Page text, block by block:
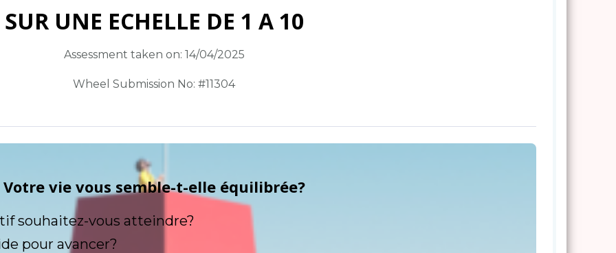
SUR UNE ECHELLE DE 1 A 10
Assessment taken on: 14/04/2025
Wheel Submission No: #11304
Votre vie vous semble-t-elle équilibrée?
souhaitez-vous atteindre?
pour avancer?